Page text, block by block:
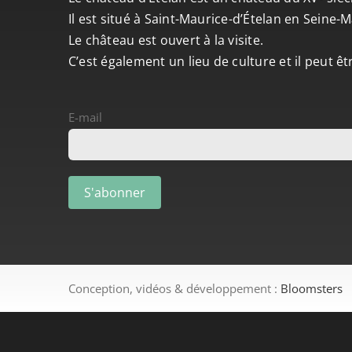
Il est situé à Saint-Maurice-d’Ételan en Seine-
Le château est ouvert à la visite.
C’est également un lieu de culture et il peut
E-mail
Conception, vidéos & développement : Bloomsters